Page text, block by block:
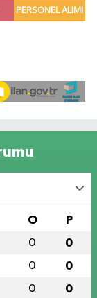
O P
0 0
0 0
0 0